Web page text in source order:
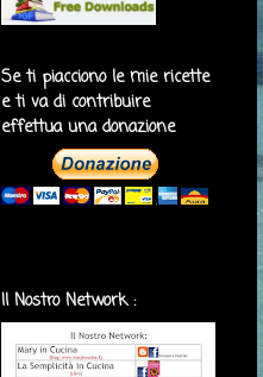
Se ti piacciono le mie ricette
e ti va di contribuire
effettua una donazione
Il Nostro Network :